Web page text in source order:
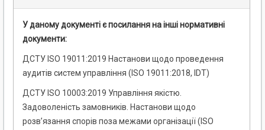
У даному документі є посилання на інші нормативні
документи:
ДСТУ ISO 19011:2019 Настанови щодо проведення
аудитів систем управління (ISO 19011:2018, IDT)
ДСТУ ISO 10003:2019 Управління якістю.
Задоволеність замовників. Настанови щодо
розв’язання спорів поза межами організації (ISO